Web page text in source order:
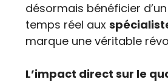
désormais bénéficier
temps réel aux
marque une véritable
L’impact direct sur le